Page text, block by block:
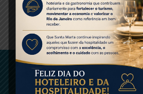
ENTRE EM CONTATO